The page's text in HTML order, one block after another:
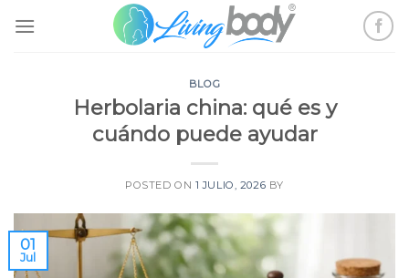
BLOG
Herbolaria china: qué es y
cuándo puede ayudar
POSTED ON 1 JULIO, 2026 BY
01
Jul